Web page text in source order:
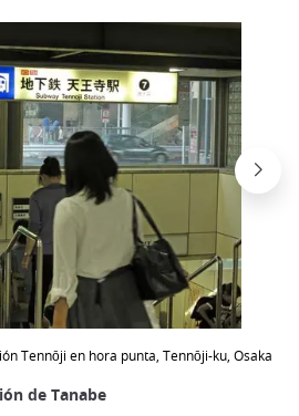
Tennōji en hora punta, Tennōji-ku, Osaka
de Tanabe